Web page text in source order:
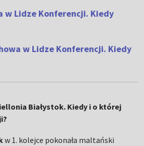
w Lidze Konferencji. Kiedy
w Lidze Konferencji. Kiedy
Białystok. Kiedy i o której
w 1. kolejce pokonała maltański